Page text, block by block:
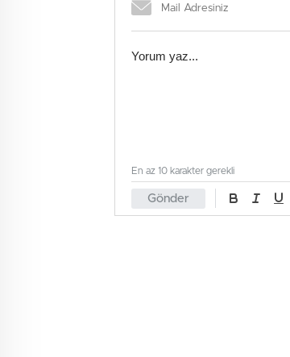
Gönder
En az 10 karakter gerekli